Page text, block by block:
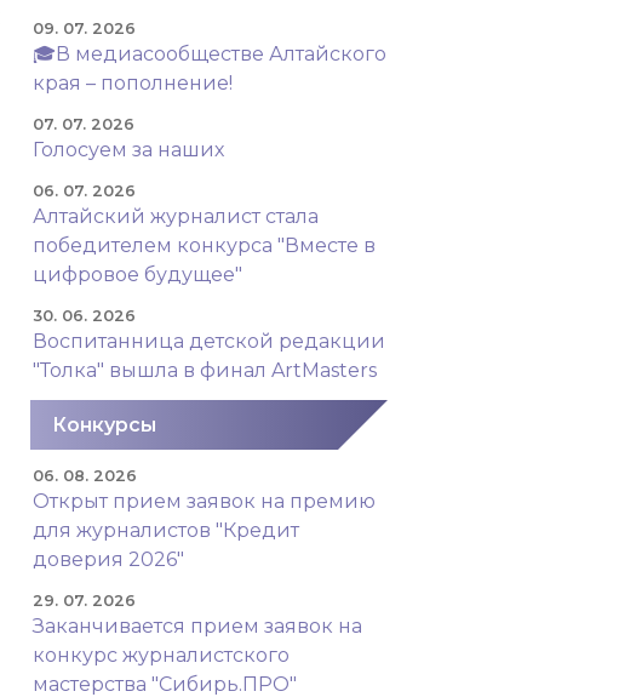
09. 07. 2026
🎓В медиасообществе Алтайского
края – пополнение!
07. 07. 2026
Голосуем за наших
06. 07. 2026
Алтайский журналист стала
победителем конкурса "Вместе в
цифровое будущее"
30. 06. 2026
Воспитанница детской редакции
"Толка" вышла в финал ArtMasters
Конкурсы
06. 08. 2026
Открыт прием заявок на премию
для журналистов "Кредит
доверия 2026"
29. 07. 2026
Заканчивается прием заявок на
конкурс журналистского
мастерства "Сибирь.ПРО"